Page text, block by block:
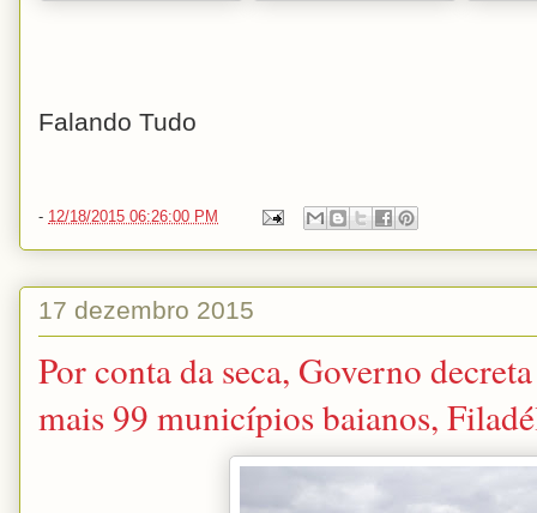
Falando Tudo
- 12/18/2015 06:26:00 PM
17 dezembro 2015
Por conta da seca, Governo
mais 99 municípios baianos,